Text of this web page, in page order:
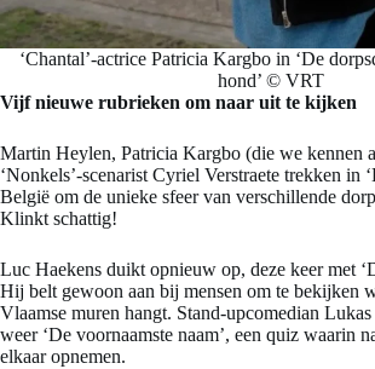
‘Chantal’-actrice Patricia Kargbo in ‘De
hond’ © VRT
Vijf nieuwe rubrieken om naar uit te kijken
Martin Heylen, Patricia Kargbo (die we kennen
‘Nonkels’-scenarist Cyriel Verstraete trekken in
België om de unieke sfeer van verschillende
Klinkt schattig!
Luc Haekens duikt opnieuw op, deze keer met
Hij belt gewoon aan bij mensen om te bekijken
Vlaamse muren hangt. Stand-upcomedian
weer ‘De voornaamste naam’, een quiz waarin
elkaar opnemen.